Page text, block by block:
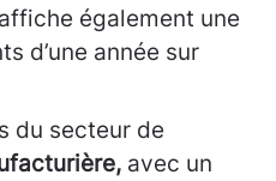
également une
d’une année sur
du secteur de
avec un